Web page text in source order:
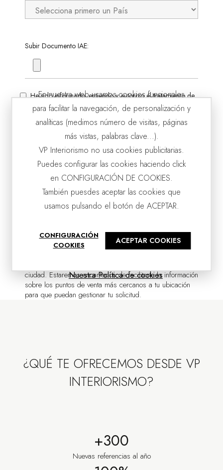
Subir Documento IAE:
He sido informado, entiendo y autorizo el tratamiento de
datos personales
Autorizo el envío de newsletter
ENVIAR
PARTICULARES
Nuestra venta se dirige de forma exclusiva al canal
Si eres particular y deseas adquirir alguno de nuestros
ciudad. Estaremos encantados de facilitarte la información
sobre los puntos de venta más cercanos a tu ubicación
para que puedan gestionar tu solicitud.
¿QUÉ TE OFRECEMOS DESDE VP
INTERIORISMO?
+300
Nuevas referencias al año
En nuestra web usamos cookies funcionales
para facilitar la navegación, de personalización y
analíticas (medimos número de visitas, páginas
más vistas, palabras clave...).
VP Interiorismo no usa cookies publicitarias.
Puedes configurar las cookies haciendo click
en CONFIGURACIÓN DE COOKIES.
También puesdes aceptar las cookies que
usamos pulsando el botón de ACEPTAR.
CONFIGURACIÓN
COOKIES
ACEPTAR COOKIES
Nuestra Política de cookies